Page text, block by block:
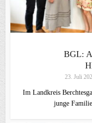
BGL:
23. Juli
Im Landkreis
junge